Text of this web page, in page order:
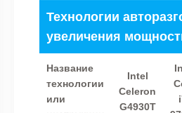
Технологии
увеличения
Название
технологии
или
Intel
Celeron
G4930T